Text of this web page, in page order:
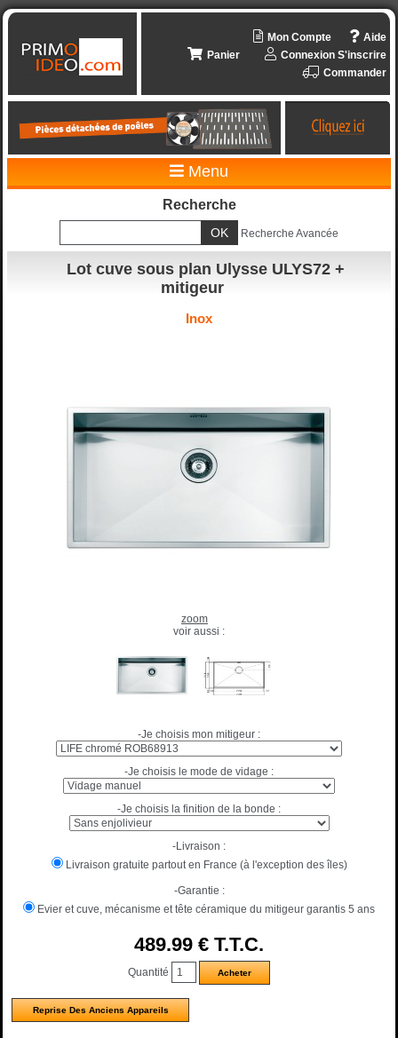
Aide
Mon Compte
Connexion S'inscrire
Panier
Commander
Menu
Recherche
Recherche Avancée
Lot cuve sous plan Ulysse ULYS72 +
mitigeur
Inox
zoom
voir aussi :
-Je choisis mon mitigeur :
-Je choisis le mode de vidage :
-Je choisis la finition de la bonde :
-Livraison :
Livraison gratuite partout en France (à l'exception des îles)
-Garantie :
Evier et cuve, mécanisme et tête céramique du mitigeur garantis 5 ans
489.99 € T.T.C.
Quantité
Reprise Des Anciens Appareils